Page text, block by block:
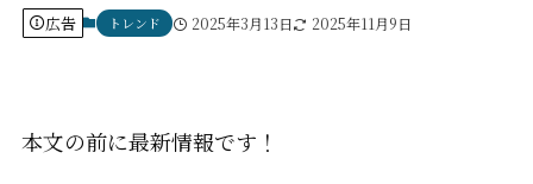
広告 トレンド 2025年3月13日 2025年11月9日
本文の前に最新情報です！